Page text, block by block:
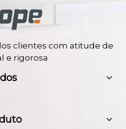
clientes com atitude de
e rigorosa